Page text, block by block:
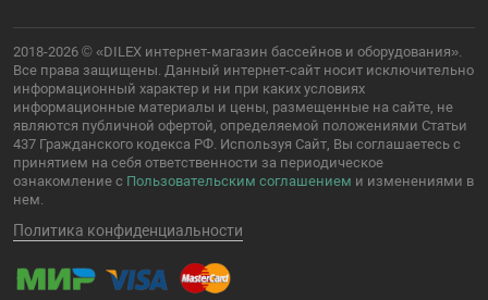
2018-2026 © «DILEX интернет-магазин бассейнов и оборудования».
Все права защищены. Данный интернет-сайт носит исключительно
информационный характер и ни при каких условиях
информационные материалы и цены, размещенные на сайте, не
являются публичной офертой, определяемой положениями Статьи
437 Гражданского кодекса РФ. Используя Сайт, Вы соглашаетесь с
принятием на себя ответственности за периодическое
ознакомление с Пользовательским соглашением и изменениями в
нем.
Политика конфиденциальности